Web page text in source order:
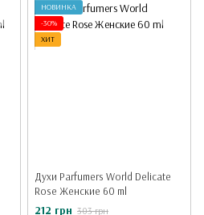
НОВИНКА
-30%
ХИТ
Духи Parfumers World Delicate
Rose Женские 60 ml
212 грн 303 грн